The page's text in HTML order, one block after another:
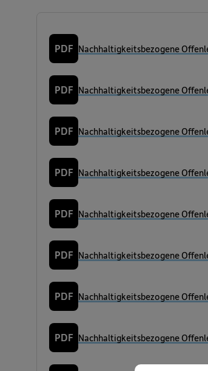
PDF Nachhaltigkeitsbezogene
PDF Nachhaltigkeitsbezogene
PDF Nachhaltigkeitsbezogene
PDF Nachhaltigkeitsbezogene
PDF Nachhaltigkeitsbezogene
PDF Nachhaltigkeitsbezogene
PDF Nachhaltigkeitsbezogene
PDF Nachhaltigkeitsbezogene